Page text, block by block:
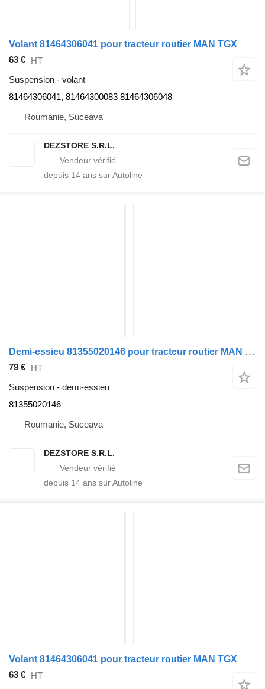
Volant 81464306041 pour tracteur routier MAN TGX
63 € HT
Suspension - volant
81464306041, 81464300083 81464306048
Roumanie, Suceava
DEZSTORE S.R.L.
depuis 14 ans sur Autoline
Demi-essieu 81355020146 pour tracteur routier MAN TGX
79 € HT
Suspension - demi-essieu
81355020146
Roumanie, Suceava
DEZSTORE S.R.L.
depuis 14 ans sur Autoline
Volant 81464306041 pour tracteur routier MAN TGX
63 € HT